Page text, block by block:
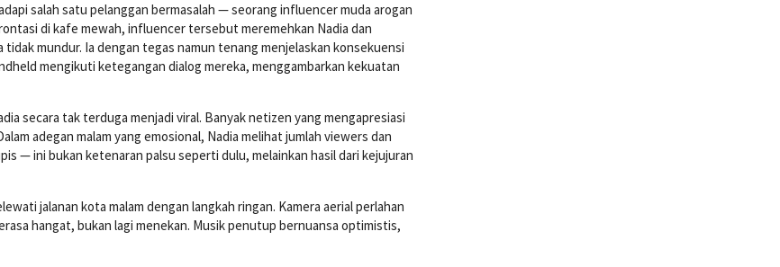
salah satu pelanggan bermasalah — seorang influencer muda arogan
di kafe mewah, influencer tersebut meremehkan Nadia dan
tidak mundur. Ia dengan tegas namun tenang menjelaskan konsekuensi
mengikuti ketegangan dialog mereka, menggambarkan kekuatan
secara tak terduga menjadi viral. Banyak netizen yang mengapresiasi
adegan malam yang emosional, Nadia melihat jumlah viewers dan
— ini bukan ketenaran palsu seperti dulu, melainkan hasil dari kejujuran
jalanan kota malam dengan langkah ringan. Kamera aerial perlahan
hangat, bukan lagi menekan. Musik penutup bernuansa optimistis,